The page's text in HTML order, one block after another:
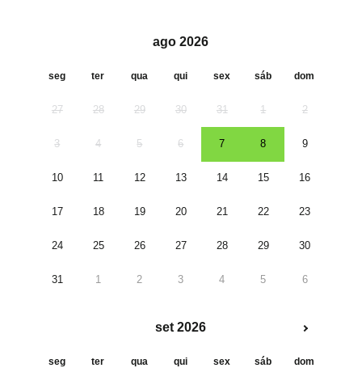
ago 2026
seg ter qua qui sex sáb dom
27 28 29 30 31 1 2
3 4 5 6 7 8 9
10 11 12 13 14 15 16
17 18 19 20 21 22 23
24 25 26 27 28 29 30
31 1 2 3 4 5 6
set 2026
seg ter qua qui sex sáb dom